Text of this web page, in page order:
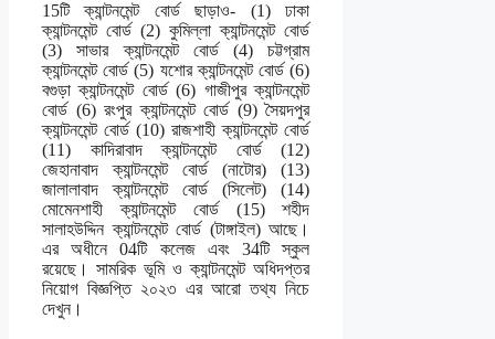
15টি ক্যান্টনমেন্ট বোর্ড ছাড়াও- (1) ঢাকা
ক্যান্টনমেন্ট বোর্ড (2) কুমিল্লা ক্যান্টনমেন্ট বোর্ড
(3) সাভার ক্যান্টনমেন্ট বোর্ড (4) চট্টগ্রাম
ক্যান্টনমেন্ট বোর্ড (5) যশোর ক্যান্টনমেন্ট বোর্ড (6)
বগুড়া ক্যান্টনমেন্ট বোর্ড (6) গাজীপুর ক্যান্টনমেন্ট
বোর্ড (6) রংপুর ক্যান্টনমেন্ট বোর্ড (9) সৈয়দপুর
ক্যান্টনমেন্ট বোর্ড (10) রাজশাহী ক্যান্টনমেন্ট বোর্ড
(11) কাদিরাবাদ ক্যান্টনমেন্ট বোর্ড (12)
জেহানাবাদ ক্যান্টনমেন্ট বোর্ড (নাটোর) (13)
জালালাবাদ ক্যান্টনমেন্ট বোর্ড (সিলেট) (14)
মোমেনশাহী ক্যান্টনমেন্ট বোর্ড (15) শহীদ
সালাহউদ্দিন ক্যান্টনমেন্ট বোর্ড (টাঙ্গাইল) আছে।
এর অধীনে 04টি কলেজ এবং 34টি স্কুল
রয়েছে। সামরিক ভূমি ও ক্যান্টনমেন্ট অধিদপ্তর
নিয়োগ বিজ্ঞপ্তি ২০২৩ এর আরো তথ্য নিচে
দেখুন।